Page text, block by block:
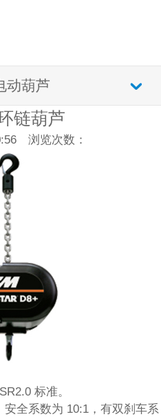
动葫芦
链葫芦
浏览次数：
标准。
全系数为 10:1，有双刹车系